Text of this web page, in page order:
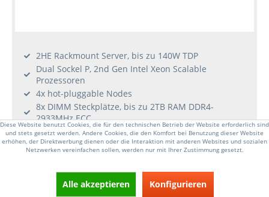
2HE Rackmount Server, bis zu 140W TDP
Dual Sockel P, 2nd Gen Intel Xeon Scalable
Prozessoren
4x hot-pluggable Nodes
8x DIMM Steckplätze, bis zu 2TB RAM DDR4-
2933MHz ECC
3x 3.5 hot-swap Laufwerkseinschübe, 2x SATA DOM
1x PCI-E 3.0 x16 Steckplätze
(Titanium Level 96%)
Diese Website benutzt Cookies, die für den technischen Betrieb der Website erforderlich sind
und stets gesetzt werden. Andere Cookies, die den Komfort bei Benutzung dieser Website
erhöhen, der Direktwerbung dienen oder die Interaktion mit anderen Websites und sozialen
Netzwerken vereinfachen sollen, werden nur mit Ihrer Zustimmung gesetzt.
Alle akzeptieren Konfigurieren